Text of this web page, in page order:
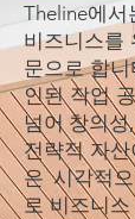
Theline에
비즈니스를
문으로 합
인된 작업
넘어 창의
전략적 자
은 시각적
로 비즈니